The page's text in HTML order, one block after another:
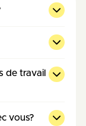
de travail
vous?